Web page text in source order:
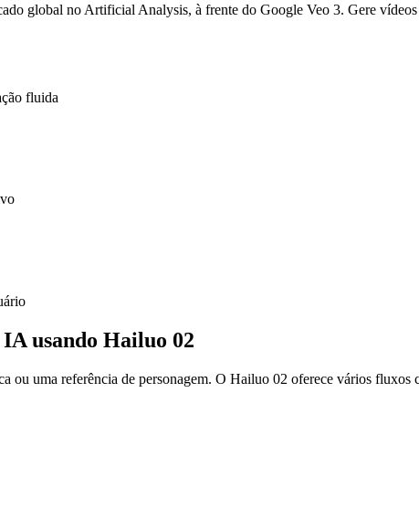
global no Artificial Analysis, à frente do Google Veo 3. Gere
fluida
usando Hailuo 02
ou uma referência de personagem. O Hailuo 02 oferece vários